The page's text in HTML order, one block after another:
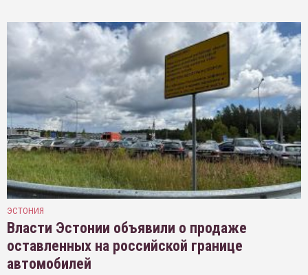
ЭСТОНИЯ
Власти Эстонии объявили о продаже
оставленных на российской границе
автомобилей